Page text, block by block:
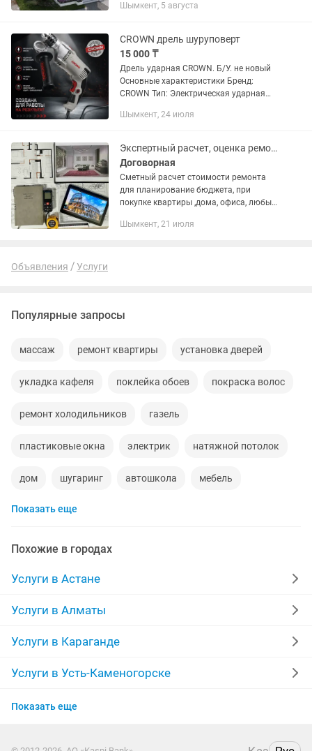
домов любой сложности: от уютных
современных двух- и...
Шымкент, 5 августа
CROWN дрель шуруповерт
15 000 ₸
Дрель ударная CROWN. Б/У. не новый
Основные характеристики Бренд:
CROWN Тип: Электрическая ударная
патрона: Ключевой, металлический
Шымкент, 24 июля
Экспертный расчет, оценка ремонта помещения под ключ!
Договорная
Сметный расчет стоимости ремонта
для планирование бюджета, при
покупке квартиры ,дома, офиса, любых
ущерба при пожаре,потопе,порче
Шымкент, 21 июля
Объявления Услуги
Популярные запросы
массаж ремонт квартиры установка дверей
укладка кафеля поклейка обоев покраска волос
ремонт холодильников газель
пластиковые окна электрик натяжной потолок
дом шугаринг автошкола мебель
ремонт телевизоров
установка кондиционеров
вывоз мусора
ремонт окон ворота
диван грузоперевозки газель
тамада реставрация мебели
Показать еще
Похожие в городах
Услуги в Астане
Услуги в Алматы
Услуги в Караганде
Услуги в Усть-Каменогорске
Услуги в Актобе
Показать еще